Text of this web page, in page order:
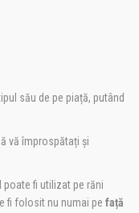
său de pe piață, putând
vă împrospătați și
poate fi utilizat pe răni
fi folosit nu numai pe față